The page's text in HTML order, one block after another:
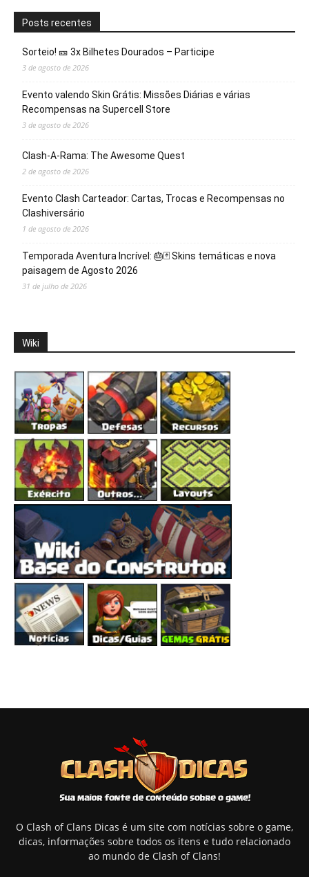
Posts recentes
Sorteio! 🎫 3x Bilhetes Dourados – Participe
3 de agosto de 2026
Evento valendo Skin Grátis: Missões Diárias e várias
Recompensas na Supercell Store
3 de agosto de 2026
Clash-A-Rama: The Awesome Quest
2 de agosto de 2026
Evento Clash Carteador: Cartas, Trocas e Recompensas no
Clashiversário
1 de agosto de 2026
Temporada Aventura Incrível: 🎂🃏 Skins temáticas e nova
paisagem de Agosto 2026
31 de julho de 2026
Wiki
O Clash of Clans Dicas é um site com notícias sobre o game,
dicas, informações sobre todos os itens e tudo relacionado
ao mundo de Clash of Clans!